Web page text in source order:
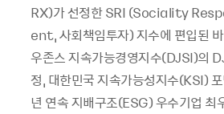
RX)가 선정한 SRI (Sociality
ent, 사회책임투자) 지수에 편입된
우존스 지속가능경영지수(DJSI)의
정, 대한민국 지속가능성지수(KSI)
년 연속 지배구조(ESG) 우수기업 최